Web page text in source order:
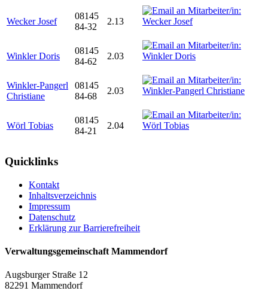
Wecker Josef
08145
84-32
2.13
Winkler Doris
08145
84-62
2.03
Winkler-Pangerl
Christiane
08145
84-68
2.03
Wörl Tobias
08145
84-21
2.04
Quicklinks
Kontakt
Inhaltsverzeichnis
Impressum
Datenschutz
Erklärung zur Barrierefreiheit
Verwaltungsgemeinschaft Mammendorf
Augsburger Straße 12
82291 Mammendorf